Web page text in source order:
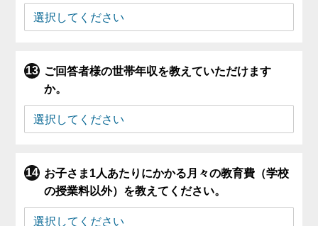
ご回答者様の世帯年収を教えていただけます
か。
お子さま1人あたりにかかる月々の教育費（学校
の授業料以外）を教えてください。